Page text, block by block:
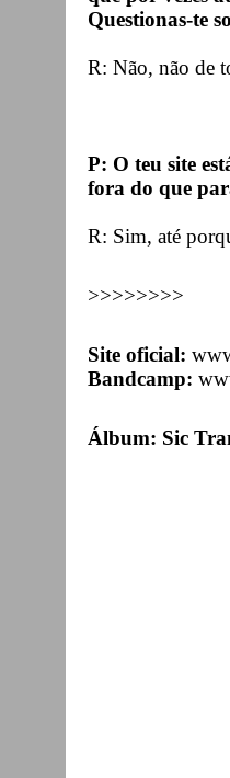
Questionas-te
R: Não, não de
P: O teu site
fora do que
R: Sim, até
>>>>>>>>
Site oficial:
Bandcamp:
Álbum: Sic